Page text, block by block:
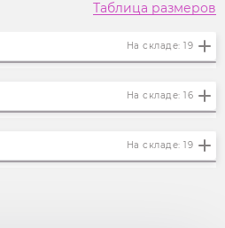
Таблица размеров
На складе: 19
На складе: 16
На складе: 19